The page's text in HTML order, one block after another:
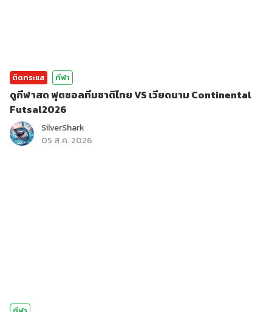
ติดกระแส กีฬา
ดูกีฬาสด ฟุตซอลทีมชาติไทย VS เวียดนาม Continental
Futsal2026
SilverShark
05 ส.ค. 2026